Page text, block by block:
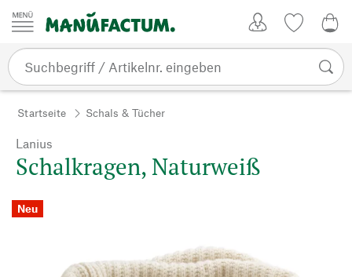
Zum Inhalt springen
Startseite Schals & Tücher
Lanius
Schalkragen, Naturweiß
Neu